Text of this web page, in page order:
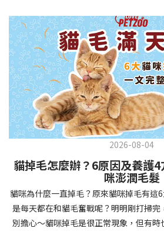
相處中獲得回報狗狗訓練指南，六步驟
系統性的方法能帶來最佳效果。從信任
都至關重要，缺一不可。良好的訓練應循
感期，以積極正向的方式引導。遵循這
狗的新手，也能輕鬆將調皮的小狗訓練
基礎 幼犬訓練的第一步不是教指令，而
犬可能感到緊張不安，給予適當空間適應
音交談，提供安全舒適的窩，維持規律
感到安心。輕輕撫摸、溫柔擁抱，每天
任你後，可開始教導基本指令。從簡單
習「趴下」、「等待」和「過來」。每次
避免幼犬注意力分散。使用清晰一致的口
予獎勵和讚美。記住，重複是學習的關鍵
果最佳。調整日常行為除了基本指令，幼
若超過 24 小時沒改善，建議就醫。血便
可能是嚴重腸胃問題，應立即帶去獸醫
正原因，只要透過 5 個簡單步驟，就能
需要就醫！接下來我們一起來看看該怎麼
辦？5步驟判斷貓咪拉肚子是否需要馬上
許多原因有關，更換食物、誤食異物或
他疾病。 5 步驟判斷貓咪拉肚子原因，
子時，不用慌張！透過以下 5 個步驟，
是否需要帶去獸醫院。📌 貓咪拉肚子判斷
糞便質地是關鍵！不同形態代表不同的腸
步驟2：回想最近的飲食變化：有沒有突
到新零食或人類食物？ 是否誤食異物？
確認環境與生活作息：最近是否搬家、換
是否有變化？ 飼主是否長時間外出？📌
察貓咪的精神與食慾：貓咪精神好嗎？
2026-08-04
貓掉毛怎麼辦？6原因及養護
咪澎潤毛髮
貓咪為什麼一直掉毛？原來貓咪掉毛有這
是每天都在和貓毛奮戰呢？明明剛打掃完
別擔心～貓咪掉毛是很正常現象，但有